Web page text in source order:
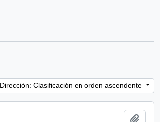
Dirección: Clasificación en orden ascendente